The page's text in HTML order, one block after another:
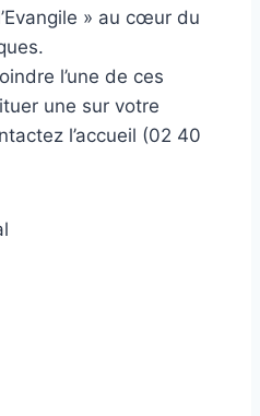
» au cœur du
l’une de ces
une sur votre
l’accueil (02 40